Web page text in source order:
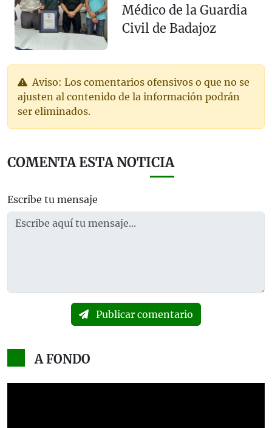
Médico de la Guardia
Civil de Badajoz
Aviso: Los comentarios ofensivos o que no se
ajusten al contenido de la información podrán
ser eliminados.
COMENTA ESTA NOTICIA
Escribe tu mensaje
Publicar comentario
A FONDO